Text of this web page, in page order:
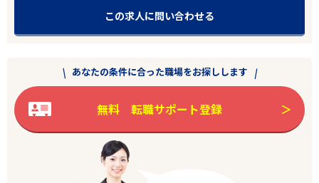
この求人に問い合わせる
あなたの条件に合った職場をお探しします
無料 転職サポート登録